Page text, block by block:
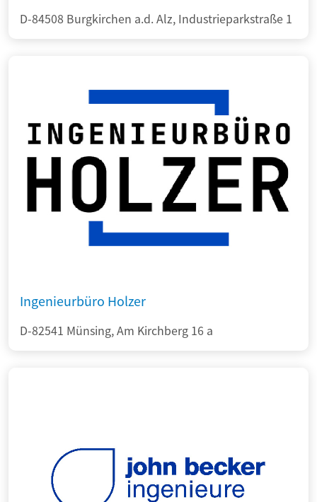
D-84508 Burgkirchen a.d. Alz, Industrieparkstraße 1
Ingenieurbüro Holzer
D-82541 Münsing, Am Kirchberg 16 a